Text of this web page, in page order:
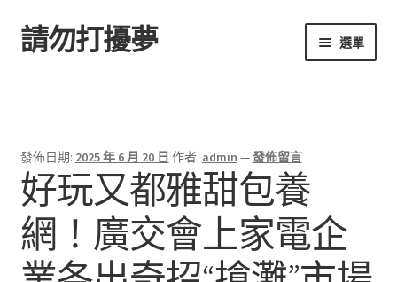
跳
至
跳
至
請勿打擾夢 選單
發佈日期: 2025 年 6 月 20 日 作者: admin —發佈留言
好玩又都雅甜包養
網！廣交會上家電企